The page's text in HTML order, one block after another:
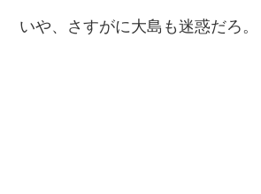
いや、さすがに大島も迷惑だろ。